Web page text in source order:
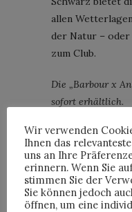
allen
der Natur – oder
zum Club.
Die „Barbour x
sofort erhältlich.
AND WANDER
MÄNNERMODE
Wir verwenden
Ihnen das
uns an Ihre
erinnern. Wenn Sie
stimmen Sie der
Sie können jedoch
öffnen, um eine